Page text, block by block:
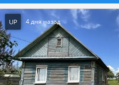
UP 4 дня назад